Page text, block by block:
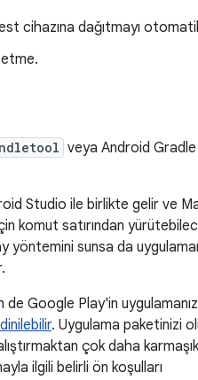
cihazına dağıtmayı
veya Android Gradle
Studio ile birlikte gelir ve
komut satırından
yöntemini sunsa da
Google Play'in
. Uygulama paketinizi
çok daha karmaşık
ilgili belirli ön koşulları